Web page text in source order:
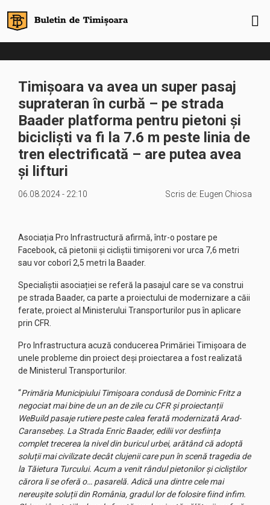
Timișoara va avea un super pasaj
suprateran în curbă – pe strada
Baader platforma pentru pietoni și
bicicliști va fi la 7.6 m peste linia de
tren electrificată – are putea avea
și lifturi
06.08.2024 - 22:10 Scris de: Eugen Chiosa
Asociația Pro Infrastructură afirmă, într-o postare pe
Facebook, că pietonii și cicliștii timișoreni vor urca 7,6 metri
sau vor coborî 2,5 metri la Baader.
Specialiștii asociației se referă la pasajul care se va construi
pe strada Baader, ca parte a proiectului de modernizare a căii
ferate, proiect al Ministerului Transporturilor pus în aplicare
prin CFR.
Pro Infrastructura acuză conducerea Primăriei Timișoara de
unele probleme din proiect deși proiectarea a fost realizată
de Ministerul Transporturilor.
“Primăria Municipiului Timișoara condusă de Dominic Fritz a
negociat mai bine de un an de zile cu CFR și proiectanții
WeBuild pasaje rutiere peste calea ferată modernizată Arad-
Caransebeș. La Strada Enric Baader, edilii vor desființa
complet trecerea la nivel din buricul urbei, arătând că adoptă
soluții mai civilizate decât clujenii care pun în scenă tragedia de
la Tăietura Turcului. Acum a venit rândul pietonilor și cicliștilor
cărora li se oferă o… pasarelă. Adică una dintre cele mai
nereușite soluții din România, gradul lor de folosire fiind infim.